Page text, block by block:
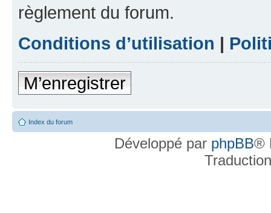
règlement du forum.
Conditions d’utilisation |
M’enregistrer
Index du forum
Développé par phpBB®